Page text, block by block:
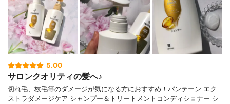
5.00
サロンクオリティの髪へ♪
切れ毛、枝毛等のダメージが気になる方におすすめ！パンテーン エク
ストラダメージケア シャンプー＆トリートメントコンディショナー シ